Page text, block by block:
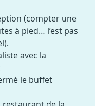
(compter une
à pied… l’est pas
avec la
le buffet